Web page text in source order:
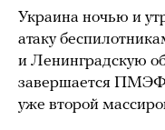
Украина ночью и
атаку
и Ленинградскую
завершается
уже второй